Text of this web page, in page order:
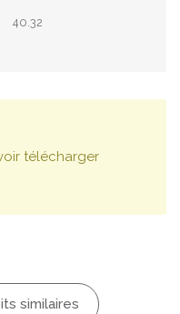
40.32
télécharger
similaires